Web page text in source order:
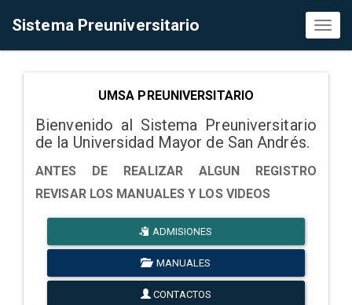
Sistema Preuniversitario
UMSA PREUNIVERSITARIO
Bienvenido al Sistema Preuniversitario
de la Universidad Mayor de San Andrés.
ANTES DE REALIZAR ALGUN REGISTRO
REVISAR LOS MANUALES Y LOS VIDEOS
ADMISIONES
MANUALES
CONTACTOS